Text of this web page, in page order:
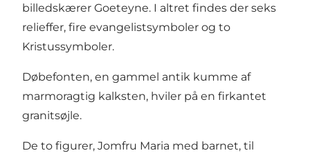
billedskærer Goeteyne. I altret findes der seks
relieffer, fire evangelistsymboler og to
Kristussymboler.
Døbefonten, en gammel antik kumme af
marmoragtig kalksten, hviler på en firkantet
granitsøjle.
De to figurer, Jomfru Maria med barnet, til